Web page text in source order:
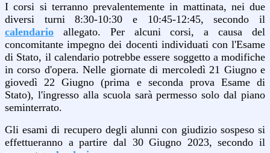
I corsi si terranno prevalentemente in mattinata, nei due
diversi turni 8:30-10:30 e 10:45-12:45, secondo il
calendario allegato. Per alcuni corsi, a causa del
concomitante impegno dei docenti individuati con l'Esame
di Stato, il calendario potrebbe essere soggetto a modifiche
in corso d'opera. Nelle giornate di mercoledì 21 Giugno e
giovedì 22 Giugno (prima e seconda prova Esame di
Stato), l'ingresso alla scuola sarà permesso solo dal piano
seminterrato.
Gli esami di recupero degli alunni con giudizio sospeso si
effettueranno a partire dal 30 Giugno 2023, secondo il